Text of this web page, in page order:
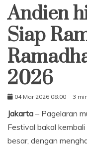
Andien
Siap
2026
04 Mar 2026 08:00 3
Jakarta – Pagelaran
Festival bakal
besar, dengan